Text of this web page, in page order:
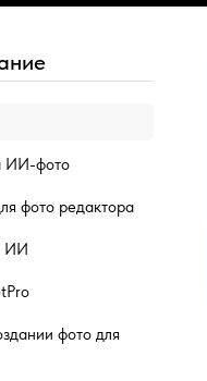
ИИ-фото
фото редактора
ИИ
фото для